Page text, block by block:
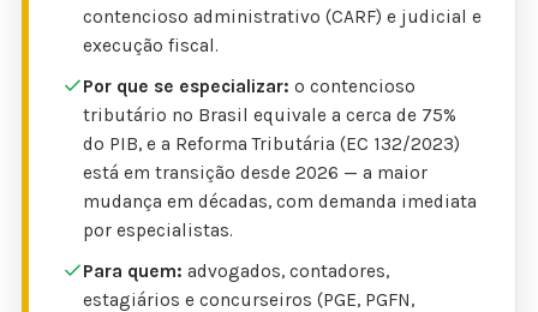
contencioso administrativo (CARF) e judicial e
execução fiscal.
Por que se especializar: o contencioso
tributário no Brasil equivale a cerca de 75%
do PIB, e a Reforma Tributária (EC 132/2023)
está em transição desde 2026 — a maior
mudança em décadas, com demanda imediata
por especialistas.
Para quem: advogados, contadores,
estagiários e concurseiros (PGE, PGFN,